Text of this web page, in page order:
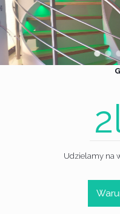
2
Udzielamy na